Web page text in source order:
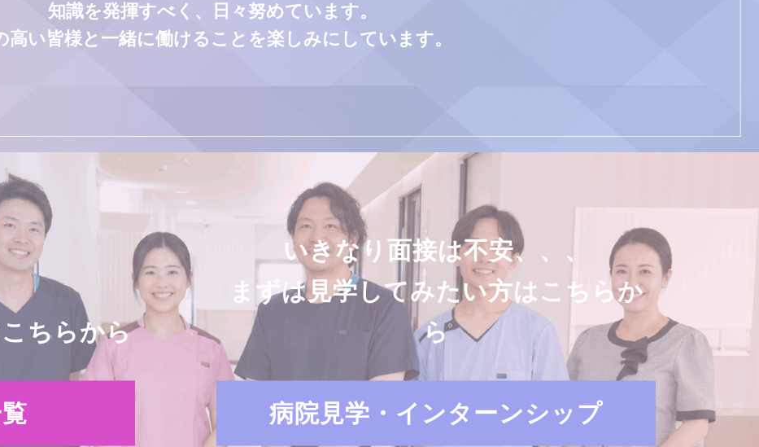
知識を発揮すべく、日々努めています。
高い皆様と一緒に働けることを楽しみにしています。
ちらから
いきなり面接は不安、、、
まずは見学してみたい方はこちらか
ら
病院見学・インターンシップ